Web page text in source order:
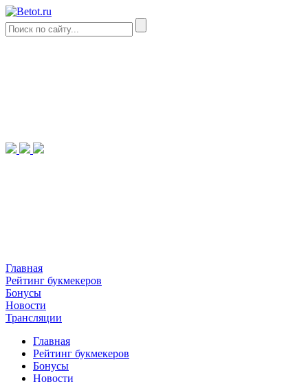
Главная
Рейтинг букмекеров
Бонусы
Новости
Трансляции
Главная
Рейтинг букмекеров
Бонусы
Новости